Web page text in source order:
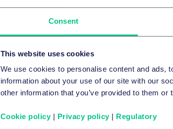
Consent
This website uses cookies
We use cookies to personalise content and ads,
information about your use of our site with our
other information that you’ve provided to them
Cookie policy | Privacy policy | Regulatory
möglich sein;
§ 19a EStG soll auch
Anteilen an Start-ups
Gesellschafterkreises
Verfahrensstand